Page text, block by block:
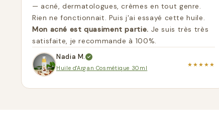
— acné, dermatologues, crèmes en tout genre.
Rien ne fonctionnait. Puis j'ai essayé cette huile.
Mon acné est quasiment partie. Je suis très très
satisfaite, je recommande à 100%.
Nadia M.
Huile d'Argan Cosmétique 30ml
★★★★★